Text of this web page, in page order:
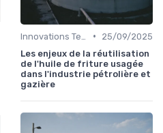
•
25/09/2025
Les enjeux de la réutilisation
de l'huile de friture usagée
dans l'industrie pétrolière et
gazière